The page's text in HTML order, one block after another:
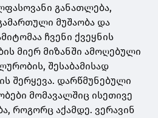
განათლება,
მუშაობა და
ჩვენი ქვეყნის
მიერ მიზანში ამოღებული
შესაბამისად
შერყევა. დარწმუნებული
მომავალშიც ისეთივე
როგორც აქამდე. ვერავინ